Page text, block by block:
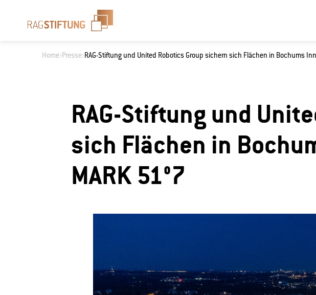
Home Presse RAG-Stiftung und United Robotics Group sichern sich Flächen in Bochums
RAG-Stiftung und
sich Flächen in
MARK 51°7